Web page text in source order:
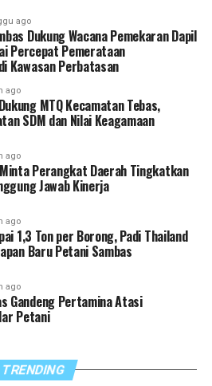
masyarakat terhadap Al-
yang kuat antar perangkat
menghadirkan pelayanan
mempercepat realisasi
pemerintah daerah.
penting untuk
pemerintahan
terhadap capaian kinerja
daerah,” ujar Satono.
seluruh kepala perangkat
visi dan arah dalam
Kabupaten Sambas. Setiap
kata dia, harus mampu
serta sejalan dengan
telah ditetapkan.
meminta agar pelaporan
secara tertib dan akurat
mewujudkan tata kelola
ago
Dukung Wacana Pemekaran Dapil
Percepat Pemerataan
Kawasan Perbatasan
ago
MTQ Kecamatan Tebas,
SDM dan Nilai Keagamaan
ago
Perangkat Daerah Tingkatkan
Jawab Kinerja
ago
1,3 Ton per Borong, Padi Thailand
Baru Petani Sambas
ago
Gandeng Pertamina Atasi
Petani
TRENDING